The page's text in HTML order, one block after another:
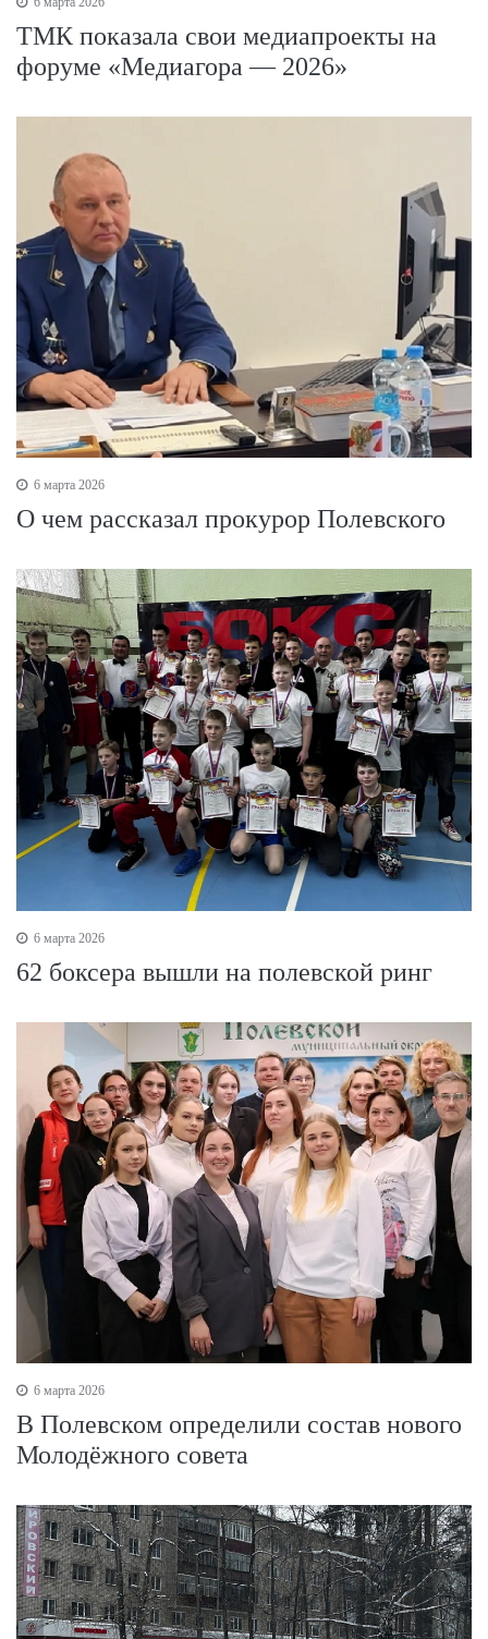
ТМК показала свои медиапроекты на
форуме «Медиагора — 2026»
6 марта 2026
О чем рассказал прокурор Полевского
6 марта 2026
62 боксера вышли на полевской ринг
6 марта 2026
В Полевском определили состав нового
Молодёжного совета